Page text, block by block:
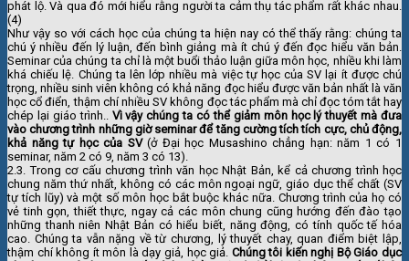
phát lộ. Và qua đó mới hiểu rằng người ta cảm thụ tác phẩm rất khác nhau.
(4)
Như vậy so với cách học của chúng ta hiện nay có thể thấy rằng: chúng ta
chú ý nhiều đến lý luận, đến bình giảng mà ít chú ý đến đọc hiểu văn bản.
Seminar của chúng ta chỉ là một buổi thảo luận giữa môn học, nhiều khi làm
khá chiếu lệ. Chúng ta lên lớp nhiều mà việc tự học của SV lại ít được chú
trọng, nhiều sinh viên không có khả năng đọc hiểu được văn bản nhất là văn
học cổ điển, thậm chí nhiều SV không đọc tác phẩm mà chỉ đọc tóm tắt hay
chép lại giáo trình.. Vì vậy chúng ta có thể giảm môn học lý thuyết mà đưa
vào chương trình những giờ seminar để tăng cường tích tích cực, chủ động,
khả năng tự học của SV(ở Đại học Musashino chẳng hạn: năm 1 có 1
seminar, năm 2 có 9, năm 3 có 13).
2.3. Trong cơ cấu chương trình văn học Nhật Bản, kể cả chương trình học
chung năm thứ nhất, không có các môn ngoại ngữ, giáo dục thể chất (SV
tự tích lũy) và một số môn học bắt buộc khác nữa. Chương trình của họ có
vẻ tinh gọn, thiết thực, ngay cả các môn chung cũng hướng đến đào tạo
những thanh niên Nhật Bản có hiểu biết, năng động, có tính quốc tế hóa
cao. Chúng ta vẫn nặng về từ chương, lý thuyết chay, quan điểm biệt lập,
thậm chí không ít môn là dạy giả, học giả. Chúng tôi kiến nghị Bộ Giáo dục